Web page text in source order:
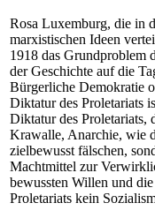
Rosa Luxemburg, die in
marxistischen Ideen
1918 das Grundproblem
der Geschichte auf die
Bürgerliche Demokratie
Diktatur des Proletariats
Diktatur des Proletariats,
Krawalle, Anarchie, wie
zielbewusst fälschen,
Machtmittel zur
bewussten Willen und
Proletariats kein